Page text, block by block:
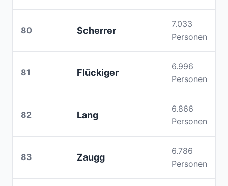
80 Scherrer
7.033
Personen
81 Flückiger
6.996
Personen
82 Lang
6.866
Personen
83 Zaugg
6.786
Personen